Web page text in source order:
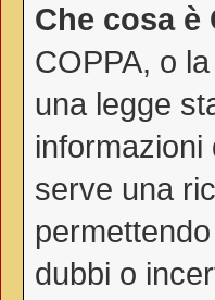
Che cosa è
COPPA, o
una legge
serve una
dubbi o